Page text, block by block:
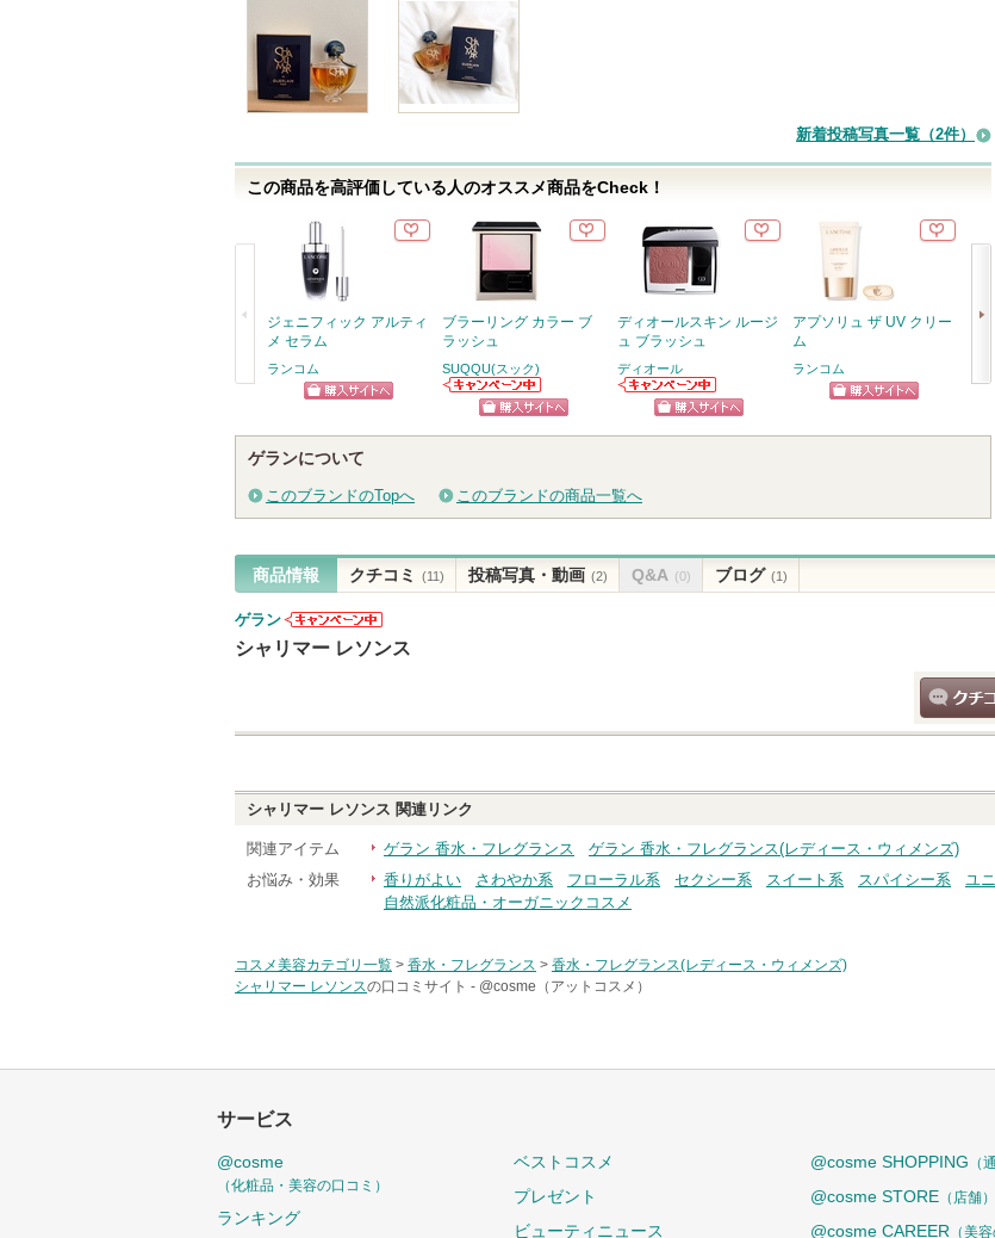
り
録
さ
れ
て
す
新着投稿写真一覧（2件）
この商品を高評価している人のオススメ商品をCheck！
ジェニフィック アルティ
メ セラム
ランコム
ブラーリング カラー ブ
ラッシュ
SUQQU(スック)
SUQQU(スック)
からのお知らせ
があります
ディオールスキン ルージ
ュ ブラッシュ
ディオール
ディオールから
のお知らせがあ
ります
アプソリュ ザ UV クリー
ム
ランコム
ア
のお
ゲランについて
このブランドのTopへ このブランドの商品一覧へ
商品情報 クチコミ (11) 投稿写真・動画 (2) Q&A (0) ブログ (1)
ゲラン
ゲランからの
シャリマー レソンス
ク
シャリマー レソンス 関連リンク
関連アイテム ゲラン 香水・フレグランス
ゲラン 香水・フレグランス(レディース・ウィメンズ)
お悩み・効果
香りがよい さわやか系 フローラル系 セクシー系 スイート系 スパイシー系 ユ
自然派化粧品・オーガニックコスメ
コスメ美容カテゴリ一覧 > 香水・フレグランス > 香水・フレグランス(レディース・ウィメンズ)
シャリマー レソンスの口コミサイト - @cosme（アットコスメ）
サービス
@cosme
（化粧品・美容の口コミ）
ランキング
ベストコスメ
プレゼント
ビューティニュース
@cosme SHOPPING （
@cosme STORE （店舗）
@cosme CAREER （美